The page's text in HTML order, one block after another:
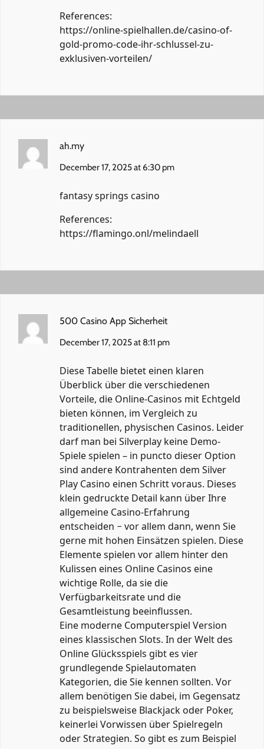
References:
https://online-spielhallen.de/casino-of-
gold-promo-code-ihr-schlussel-zu-
exklusiven-vorteilen/
ah.my
December 17, 2025 at 6:30 pm
fantasy springs casino
References:
https://flamingo.onl/melindaell
500 Casino App Sicherheit
December 17, 2025 at 8:11 pm
Diese Tabelle bietet einen klaren
Überblick über die verschiedenen
Vorteile, die Online-Casinos mit Echtgeld
bieten können, im Vergleich zu
traditionellen, physischen Casinos. Leider
darf man bei Silverplay keine Demo-
Spiele spielen – in puncto dieser Option
sind andere Kontrahenten dem Silver
Play Casino einen Schritt voraus. Dieses
klein gedruckte Detail kann über Ihre
allgemeine Casino-Erfahrung
entscheiden − vor allem dann, wenn Sie
gerne mit hohen Einsätzen spielen. Diese
Elemente spielen vor allem hinter den
Kulissen eines Online Casinos eine
wichtige Rolle, da sie die
Verfügbarkeitsrate und die
Gesamtleistung beeinflussen.
Eine moderne Computerspiel Version
eines klassischen Slots. In der Welt des
Online Glücksspiels gibt es vier
grundlegende Spielautomaten
Kategorien, die Sie kennen sollten. Vor
allem benötigen Sie dabei, im Gegensatz
zu beispielsweise Blackjack oder Poker,
keinerlei Vorwissen über Spielregeln
oder Strategien. So gibt es zum Beispiel